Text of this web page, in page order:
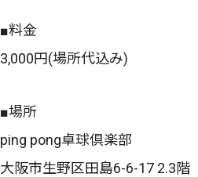
■料金
3,000円(場所代込み)
■場所
ping pong卓球倶楽部
大阪市生野区田島6-6-17 2.3階